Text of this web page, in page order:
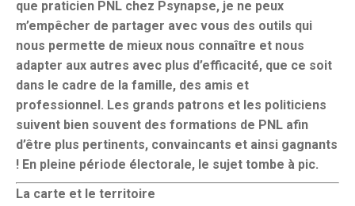
que praticien PNL chez Psynapse, je ne peux
m’empêcher de partager avec vous des outils qui
nous permette de mieux nous connaître et nous
adapter aux autres avec plus d’efficacité, que ce soit
dans le cadre de la famille, des amis et
professionnel. Les grands patrons et les politiciens
suivent bien souvent des formations de PNL afin
d’être plus pertinents, convaincants et ainsi gagnants
! En pleine période électorale, le sujet tombe à pic.
La carte et le territoire